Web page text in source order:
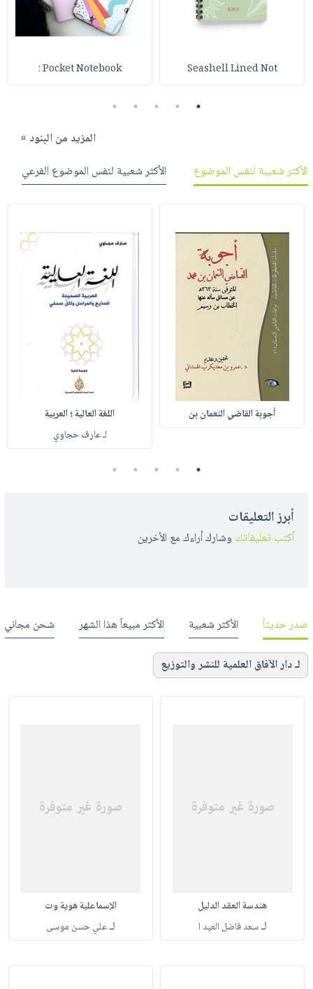
صابون
أطفال
فيديوهات
طرحها
كتابك
نشرةSeashell Lined Not
Pocket Notebook :
1
2
3
4
5
المزيد من البنود »
الأكثر شعبية لنفس الموضوع
الأكثر شعبية لنفس الموضوع الفرعي
أجوبة القاضي النعمان بن
اللغة العالية ؛ العربية
لـ عارف حجاوي
1
2
3
4
5
أبرز التعليقات
أكتب تعليقاتك وشارك أراءك مع الأخرين
صدر حديثاً الأكثر شعبية الأكثر مبيعاً هذا الشهر شحن مجاني
لـ دار الآفاق العلمية للنشر والتوزيع
هندسة العقد الدليل
لـسعد فاضل العيد ا
الإسماعلية هوية وت
لـعلي حسن موسى